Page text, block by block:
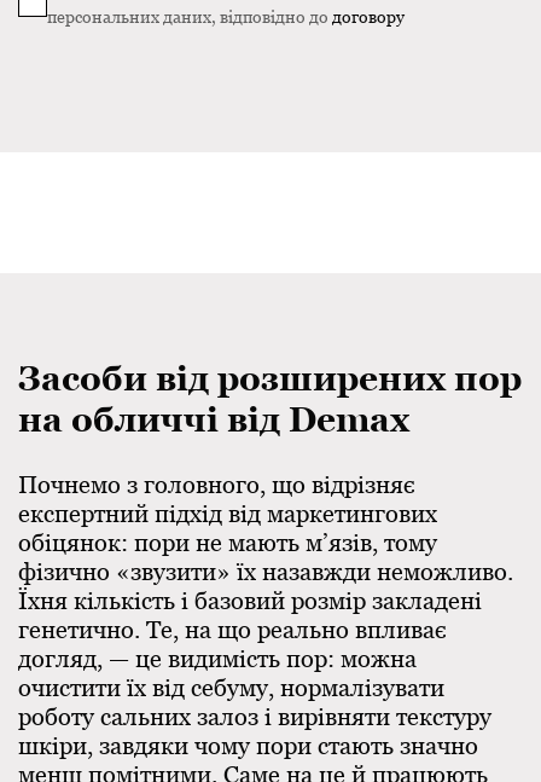
персональних даних, відповідно до договору
Засоби від розширених пор
на обличчі від Demax
Почнемо з головного, що відрізняє
експертний підхід від маркетингових
обіцянок: пори не мають м’язів, тому
фізично «звузити» їх назавжди неможливо.
Їхня кількість і базовий розмір закладені
генетично. Те, на що реально впливає
догляд, — це видимість пор: можна
очистити їх від себуму, нормалізувати
роботу сальних залоз і вирівняти текстуру
шкіри, завдяки чому пори стають значно
менш помітними. Саме на це й працюють